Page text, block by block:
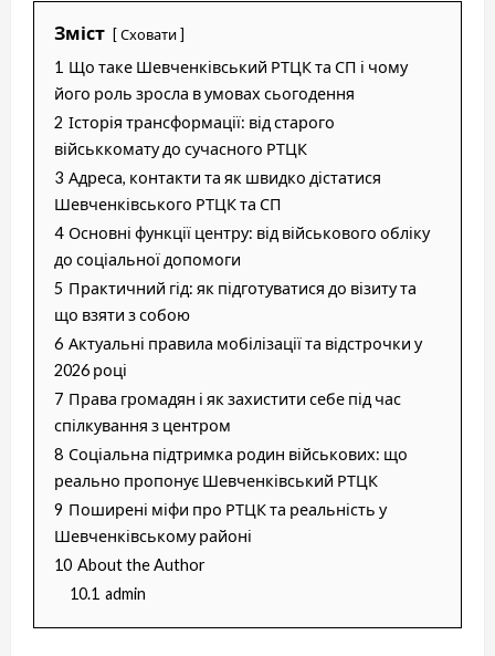
Зміст Сховати
1 Що таке Шевченківський РТЦК та СП і чому
його роль зросла в умовах сьогодення
2 Історія трансформації: від старого
військкомату до сучасного РТЦК
3 Адреса, контакти та як швидко дістатися
Шевченківського РТЦК та СП
4 Основні функції центру: від військового обліку
до соціальної допомоги
5 Практичний гід: як підготуватися до візиту та
що взяти з собою
6 Актуальні правила мобілізації та відстрочки у
2026 році
7 Права громадян і як захистити себе під час
спілкування з центром
8 Соціальна підтримка родин військових: що
реально пропонує Шевченківський РТЦК
9 Поширені міфи про РТЦК та реальність у
Шевченківському районі
10 About the Author
10.1 admin